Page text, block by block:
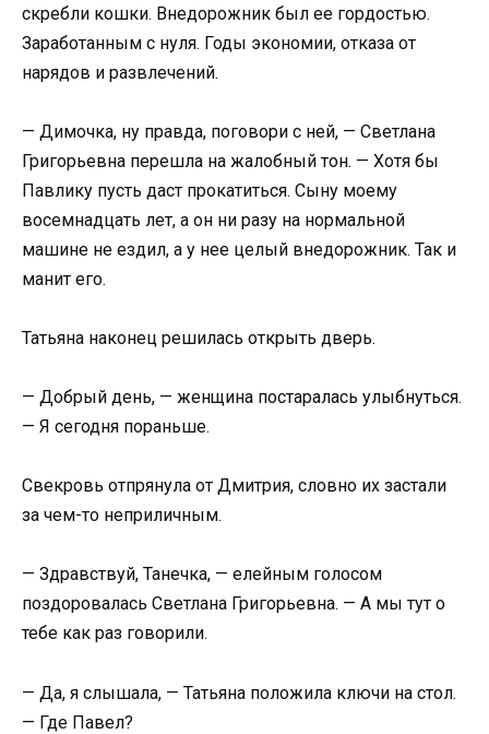
скребли кошки. Внедорожник был ее гордостью.
Заработанным с нуля. Годы экономии, отказа от
нарядов и развлечений.
— Димочка, ну правда, поговори с ней, — Светлана
Григорьевна перешла на жалобный тон. — Хотя бы
Павлику пусть даст прокатиться. Сыну моему
восемнадцать лет, а он ни разу на нормальной
машине не ездил, а у нее целый внедорожник. Так и
манит его.
Татьяна наконец решилась открыть дверь.
— Добрый день, — женщина постаралась улыбнуться.
— Я сегодня пораньше.
Свекровь отпрянула от Дмитрия, словно их застали
за чем-то неприличным.
— Здравствуй, Танечка, — елейным голосом
поздоровалась Светлана Григорьевна. — А мы тут о
тебе как раз говорили.
— Да, я слышала, — Татьяна положила ключи на стол.
— Где Павел?